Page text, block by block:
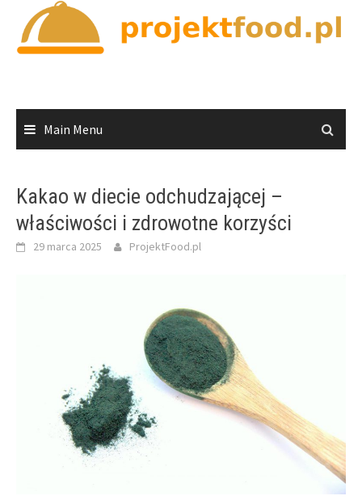
content
Main Menu
Kakao w diecie odchudzającej –
właściwości i zdrowotne korzyści
29 marca 2025 ProjektFood.pl